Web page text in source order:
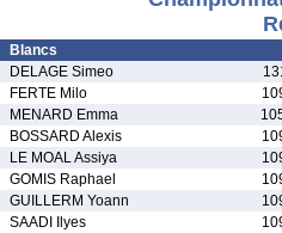
Blancs
DELAGE Simeo
FERTE Milo
MENARD Emma
BOSSARD Alexis
LE MOAL Assiya
GOMIS Raphael
GUILLERM Yoann
SAADI Ilyes